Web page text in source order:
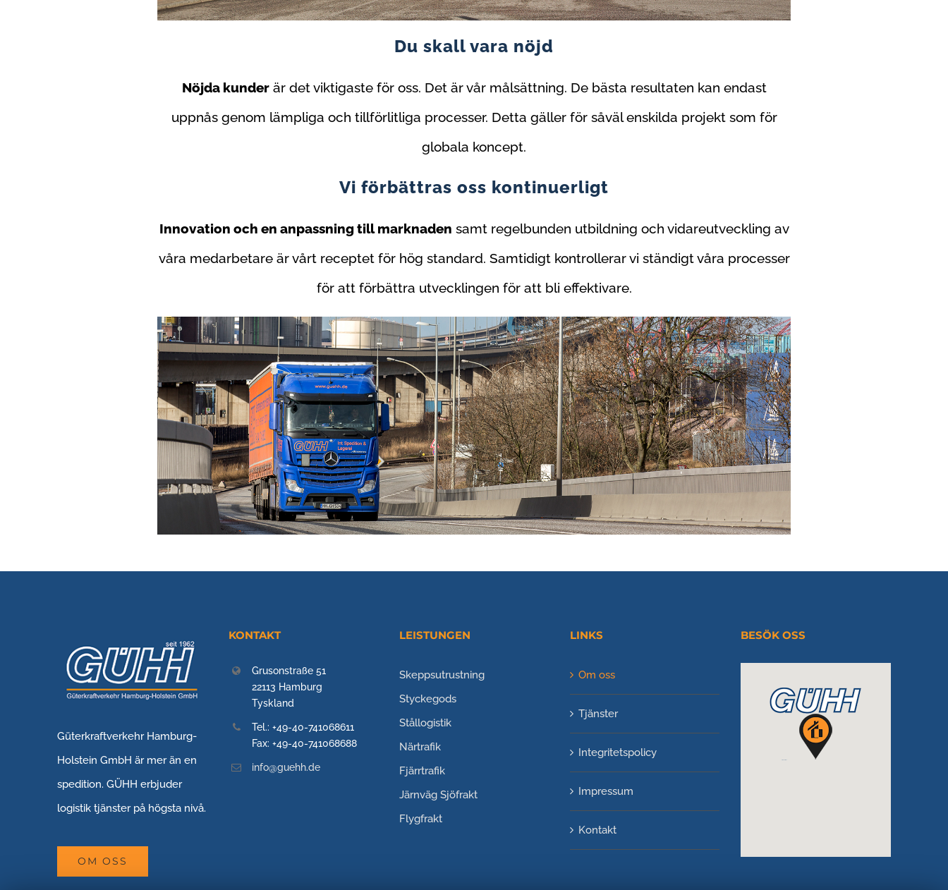
Du skall vara nöjd
Nöjda kunderär det viktigaste för oss. Det är vår målsättning. De bästa resultaten kan endast
uppnås genom lämpliga och tillförlitliga processer. Detta gäller för såväl enskilda projekt som för
globala koncept.
Vi förbättras oss kontinuerligt
Innovation och en anpassning till marknaden samt regelbunden utbildning och vidareutveckling av
våra medarbetare är vårt receptet för hög standard. Samtidigt kontrollerar vi ständigt våra processer
för att förbättra utvecklingen för att bli effektivare.
Güterkraftverkehr Hamburg-
Holstein GmbH är mer än en
spedition. GÜHH erbjuder
logistik tjänster på högsta nivå.
OM OSS
KONTAKT
Grusonstraße 51
22113 Hamburg
Tyskland
Tel.: +49-40-741068611
Fax: +49-40-741068688
info@guehh.de
LEISTUNGEN
Skeppsutrustning
Styckegods
Stållogistik
Närtrafik
Fjärrtrafik
Järnväg Sjöfrakt
Flygfrakt
LINKS
Om oss
Tjänster
Integritetspolicy
Impressum
Kontakt
BESÖK OSS